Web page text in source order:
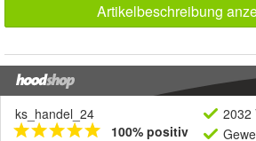
Artikelbeschreibung
ks_handel_24
100% positiv
2032